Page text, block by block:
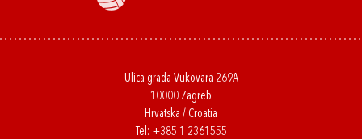
Ulica grada Vukovara 269A
10000 Zagreb
Hrvatska / Croatia
Tel: +385 1 2361555